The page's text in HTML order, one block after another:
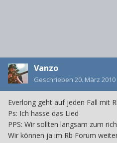
Vanzo
Geschrieben 20. März 2010
Everlong geht auf jeden Fall mit
Ps: Ich hasse das Lied
PPS: Wir sollten langsam zum
Wir können ja im Rb Forum